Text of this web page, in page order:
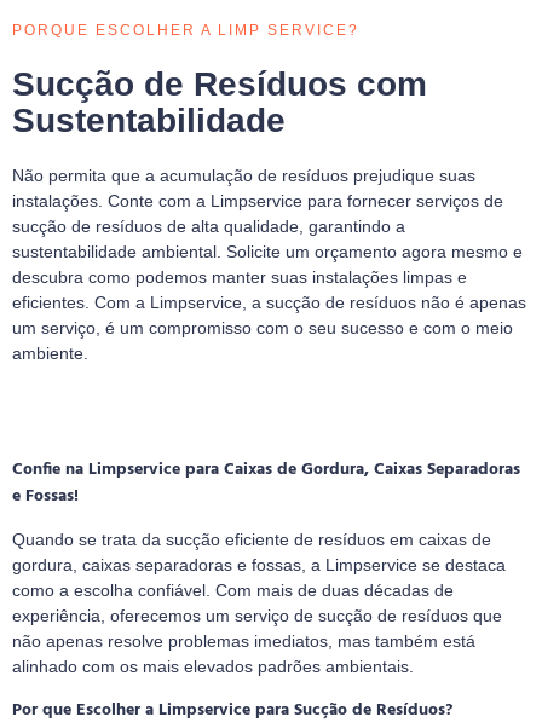
PORQUE ESCOLHER A LIMP SERVICE?
Sucção de Resíduos com
Sustentabilidade
Não permita que a acumulação de resíduos prejudique suas
instalações. Conte com a Limpservice para fornecer serviços de
sucção de resíduos de alta qualidade, garantindo a
sustentabilidade ambiental. Solicite um orçamento agora mesmo e
descubra como podemos manter suas instalações limpas e
eficientes. Com a Limpservice, a sucção de resíduos não é apenas
um serviço, é um compromisso com o seu sucesso e com o meio
ambiente.
Confie na Limpservice para Caixas de Gordura, Caixas Separadoras
e Fossas!
Quando se trata da sucção eficiente de resíduos em caixas de
gordura, caixas separadoras e fossas, a Limpservice se destaca
como a escolha confiável. Com mais de duas décadas de
experiência, oferecemos um serviço de sucção de resíduos que
não apenas resolve problemas imediatos, mas também está
alinhado com os mais elevados padrões ambientais.
Por que Escolher a Limpservice para Sucção de Resíduos?